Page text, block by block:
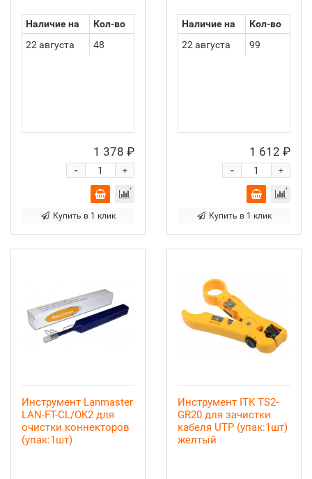
Наличие на
Кол-во
22 августа
48
1 378 ₽
+
-
Купить в 1 клик
Наличие на
Кол-во
22 августа
99
1 612 ₽
+
-
Купить в 1 клик
Инструмент Lanmaster
LAN-FT-CL/OK2 для
очистки коннекторов
(упак:1шт)
Инструмент ITK TS2-
GR20 для зачистки
кабеля UTP (упак:1шт)
желтый